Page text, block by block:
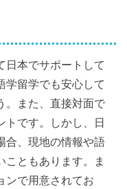
日本でサポートして
学留学でも安心して
。また、直接対面で
トです。しかし、日
合、現地の情報や語
こともあります。ま
ンで用意されてお